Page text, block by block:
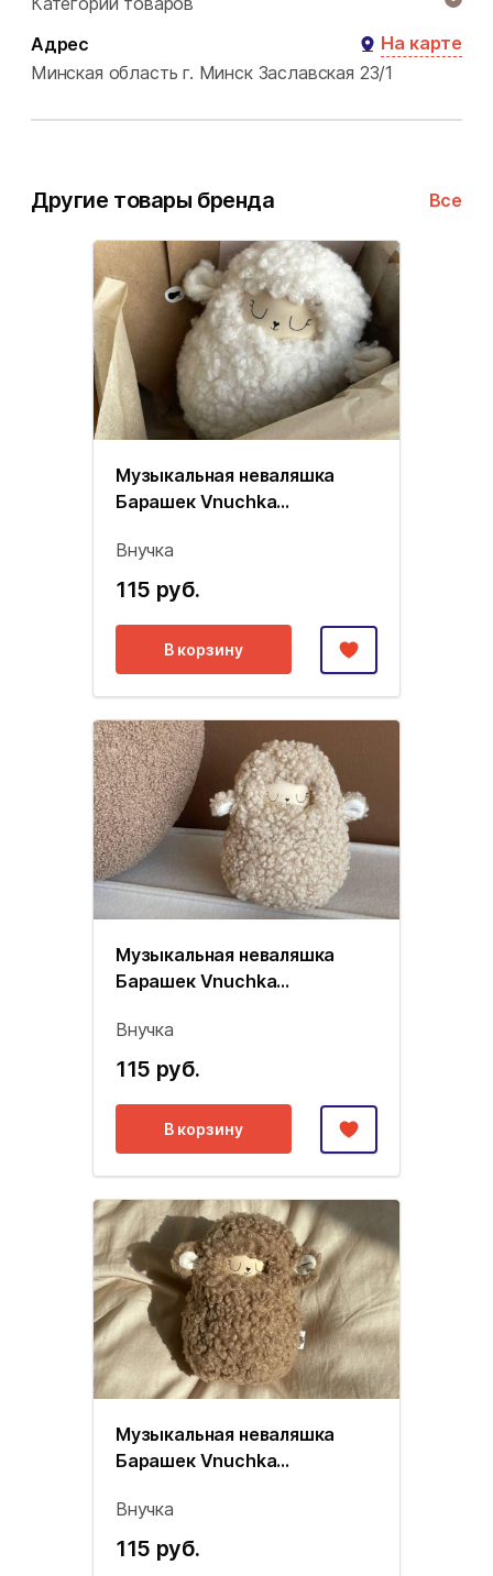
Адрес
На карте
Минская область г. Минск Заславская 23/1
Другие товары бренда Все
Музыкальная неваляшка
Барашек Vnuchka
Внучка
115 руб.
В корзину
Музыкальная неваляшка
Барашек Vnuchka
Внучка
115 руб.
В корзину
Музыкальная неваляшка
Барашек Vnuchka
Внучка
115 руб.